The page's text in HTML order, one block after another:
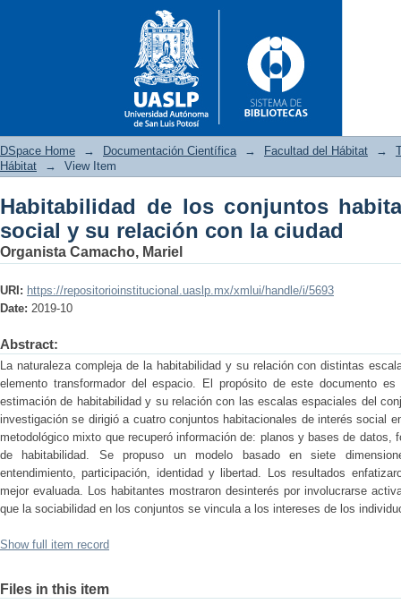
Habitabilidad de los
la ciudad
DSpace Home → Documentación Científica → Facultad del Hábitat →
Hábitat
→ View Item
Habitabilidad de los conjuntos
social y su relación con la ciudad
Organista Camacho, Mariel
URI: https://repositorioinstitucional.uaslp.mx/xmlui/handle/i/5693
Date: 2019-10
Abstract:
La naturaleza compleja de la habitabilidad y su relación con distintas
elemento transformador del espacio. El propósito de este documento
estimación de habitabilidad y su relación con las escalas espaciales del
investigación se dirigió a cuatro conjuntos habitacionales de interés social
metodológico mixto que recuperó información de: planos y bases de datos,
de habitabilidad. Se propuso un modelo basado en siete
entendimiento, participación, identidad y libertad. Los resultados
mejor evaluada. Los habitantes mostraron desinterés por involucrarse
que la sociabilidad en los conjuntos se vincula a los intereses de los
Show full item record
Files in this item